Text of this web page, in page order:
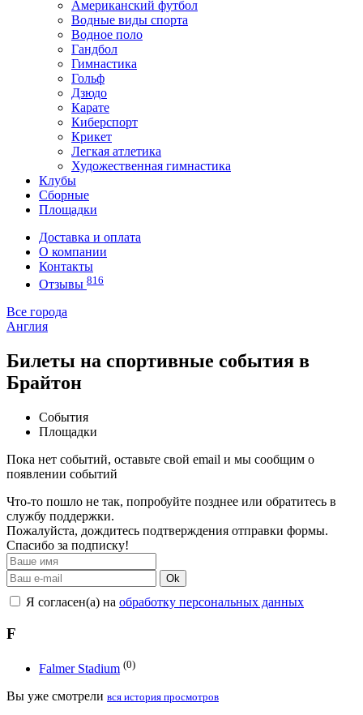
Американский футбол
Водные виды спорта
Водное поло
Гандбол
Гимнастика
Гольф
Дзюдо
Карате
Киберспорт
Крикет
Легкая атлетика
Художественная гимнастика
Клубы
Сборные
Площадки
Доставка и оплата
О компании
Контакты
Отзывы 816
Все города
Англия
Билеты на спортивные события в
Брайтон
События
Площадки
Пока нет событий, оставьте свой email и мы сообщим о
появлении событий
Что-то пошло не так, попробуйте позднее или обратитесь в
службу поддержки.
Пожалуйста, дождитесь подтверждения отправки формы.
Спасибо за подписку!
Ok
Я согласен(а) на обработку персональных данных
F
Falmer Stadium (0)
Вы уже смотрели вся история просмотров